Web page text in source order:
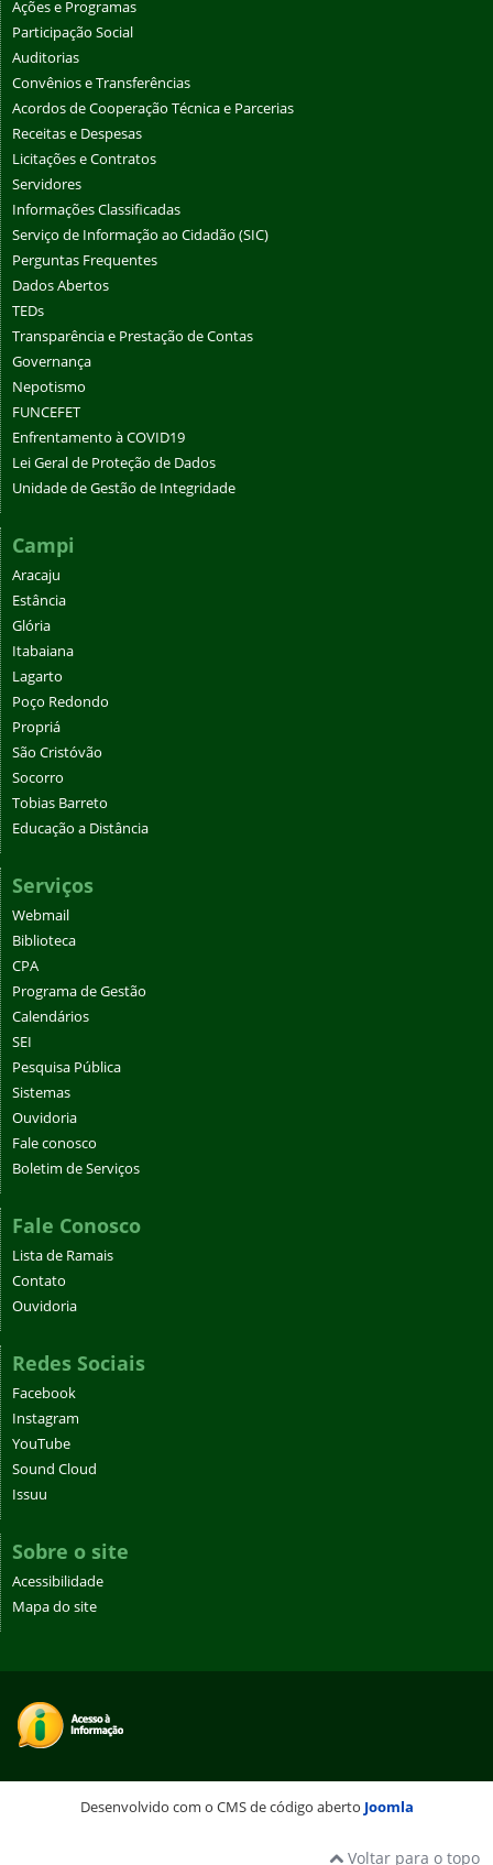
Ações e Programas
Participação Social
Auditorias
Convênios e Transferências
Acordos de Cooperação Técnica e Parcerias
Receitas e Despesas
Licitações e Contratos
Servidores
Informações Classificadas
Serviço de Informação ao Cidadão (SIC)
Perguntas Frequentes
Dados Abertos
TEDs
Transparência e Prestação de Contas
Governança
Nepotismo
FUNCEFET
Enfrentamento à COVID19
Lei Geral de Proteção de Dados
Unidade de Gestão de Integridade
Campi
Aracaju
Estância
Glória
Itabaiana
Lagarto
Poço Redondo
Propriá
São Cristóvão
Socorro
Tobias Barreto
Educação a Distância
Serviços
Webmail
Biblioteca
CPA
Programa de Gestão
Calendários
SEI
Pesquisa Pública
Sistemas
Ouvidoria
Fale conosco
Boletim de Serviços
Fale Conosco
Lista de Ramais
Contato
Ouvidoria
Redes Sociais
Facebook
Instagram
YouTube
Sound Cloud
Issuu
Sobre o site
Acessibilidade
Mapa do site
Desenvolvido com o CMS de código aberto Joomla
Voltar para o topo